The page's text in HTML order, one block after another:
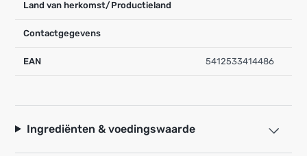
Land van herkomst/Productieland
Contactgegevens
EAN 5412533414486
Ingrediënten & voedingswaarde